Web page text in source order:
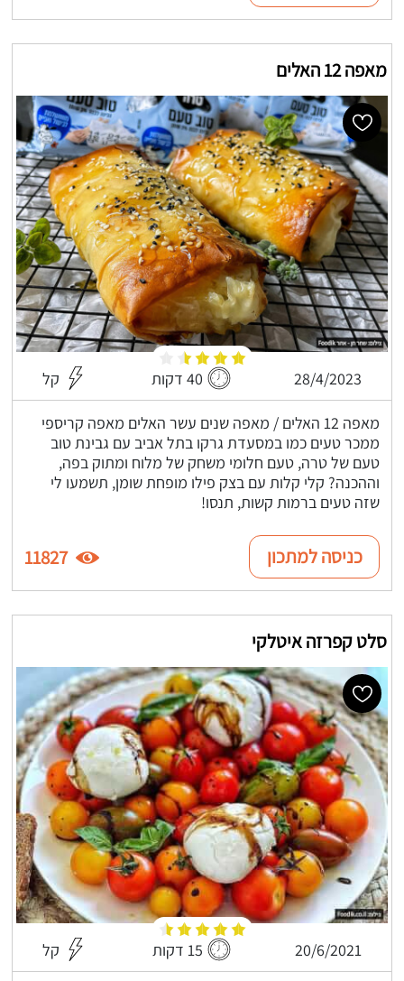
מאפה 12 האלים
28/4/2023 40 דקות קל
מאפה 12 האלים / מאפה שנים עשר האלים מאפה קריספי
ממכר טעים כמו במסעדת גרקו בתל אביב עם גבינת טוב
טעם של טרה, טעם חלומי משחק של מלוח ומתוק בפה,
וההכנה? קלי קלות עם בצק פילו מופחת שומן, תשמעו לי
שזה טעים ברמות קשות, תנסו!
כניסה למתכון 11827
סלט קפרזה איטלקי
20/6/2021 15 דקות קל